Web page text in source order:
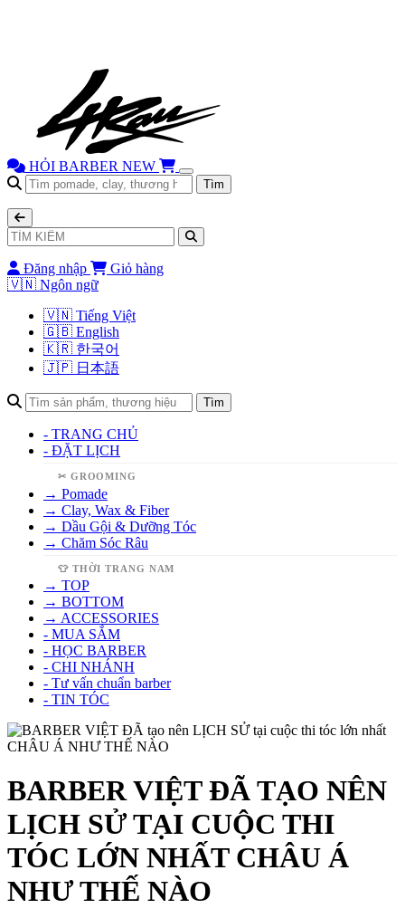
HỎI BARBER NEW
Tìm
Đăng nhập
Giỏ hàng
🇻🇳 Ngôn ngữ
🇻🇳 Tiếng Việt
🇬🇧 English
🇰🇷 한국어
🇯🇵 日本語
Tìm
- TRANG CHỦ
- ĐẶT LỊCH
✂ GROOMING
→ Pomade
→ Clay, Wax & Fiber
→ Dầu Gội & Dưỡng Tóc
→ Chăm Sóc Râu
👕 THỜI TRANG NAM
→ TOP
→ BOTTOM
→ ACCESSORIES
- MUA SẮM
- HỌC BARBER
- CHI NHÁNH
- Tư vấn chuẩn barber
- TIN TÓC
BARBER VIỆT ĐÃ TẠO NÊN
LỊCH SỬ TẠI CUỘC THI
TÓC LỚN NHẤT CHÂU Á
NHƯ THẾ NÀO